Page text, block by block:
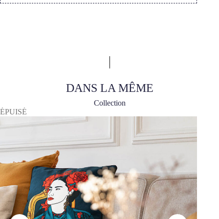
DANS LA MÊME
Collection
ÉPUISÉ